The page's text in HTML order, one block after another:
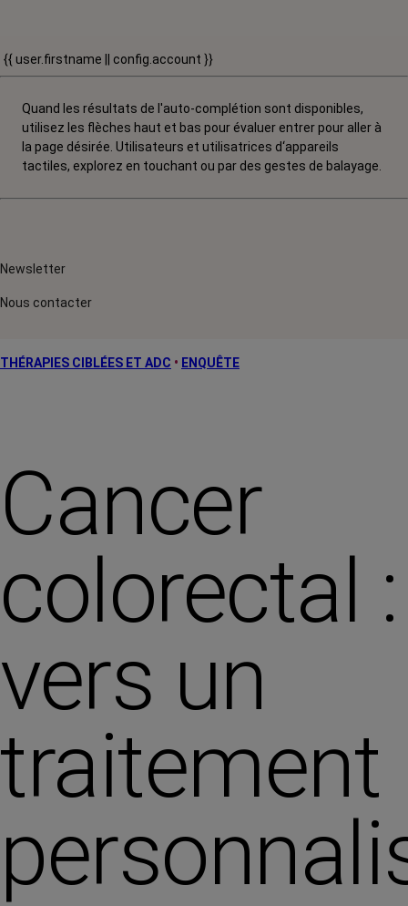
{{ user.firstname || config.account }}
Quand les résultats de l'auto-complétion sont disponibles,
utilisez les flèches haut et bas pour évaluer entrer pour aller à
la page désirée. Utilisateurs et utilisatrices d‘appareils
tactiles, explorez en touchant ou par des gestes de balayage.
Newsletter
Nous contacter
THÉRAPIES CIBLÉES ET ADC • ENQUÊTE
Cancer
colorectal :
vers un
traitement